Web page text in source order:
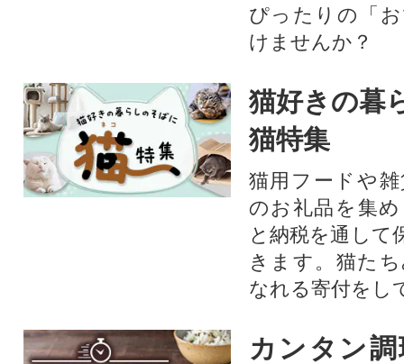
ぴったりの「
けませんか？
猫好きの暮
猫特集
猫用フードや
のお礼品を集
と納税を通して
きます。猫た
なれる寄付をし
カンタン